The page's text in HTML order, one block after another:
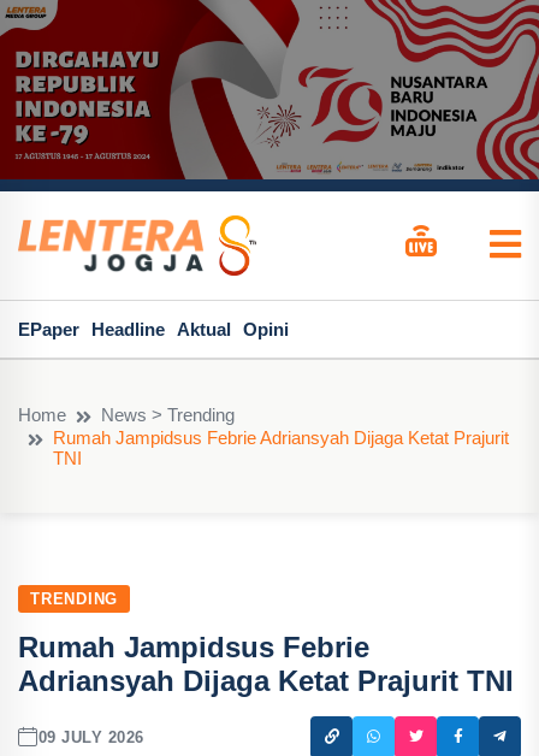
EPaper Headline Aktual Opini
Home
News > Trending
Rumah Jampidsus Febrie Adriansyah Dijaga Ketat Prajurit
TNI
TRENDING
Rumah Jampidsus Febrie
Adriansyah Dijaga Ketat Prajurit TNI
09 JULY 2026